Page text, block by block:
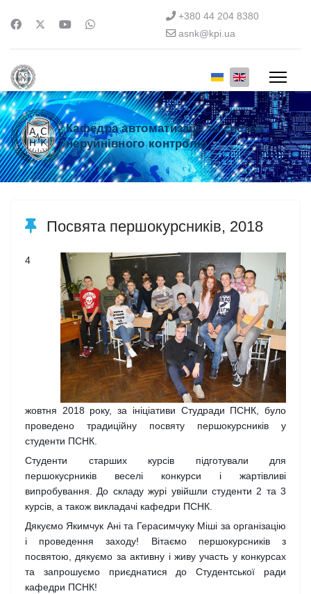
+380 44 204 8380
asnk@kpi.ua
Кафедра автоматизації та систем
неруйнівного контролю
Посвята першокурсників, 2018
4
жовтня 2018 року, за ініціативи Студради ПСНК, було
проведено традиційну посвяту першокурсників у
студенти ПСНК.
Студенти старших курсів підготували для
першокусрників веселі конкурси і жартівливі
випробування. До складу журі увійшли студенти 2 та 3
курсів, а також викладачі кафедри ПСНК.
Дякуємо Якимчук Ані та Герасимчуку Міші за організацію
і проведення заходу! Вітаємо першокурсників з
посвятою, дякуємо за активну і живу участь у конкурсах
та запрошуємо приєднатися до Студентської ради
кафедри ПСНК!